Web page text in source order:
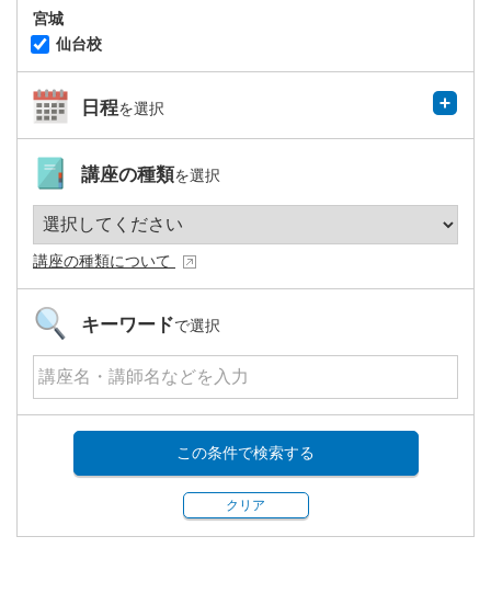
宮城
仙台校
日程を選択
講座の種類を選択
講座の種類について
キーワードで選択
この条件で検索する
クリア